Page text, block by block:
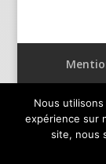
Nous
expérience sur
site, nous